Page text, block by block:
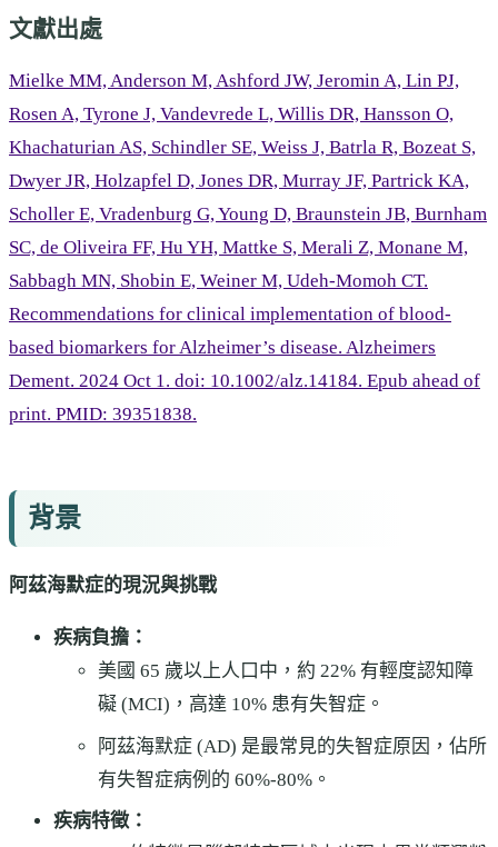
文獻出處
Mielke MM, Anderson M, Ashford JW, Jeromin A, Lin PJ,
Rosen A, Tyrone J, Vandevrede L, Willis DR, Hansson O,
Khachaturian AS, Schindler SE, Weiss J, Batrla R, Bozeat S,
Dwyer JR, Holzapfel D, Jones DR, Murray JF, Partrick KA,
Scholler E, Vradenburg G, Young D, Braunstein JB, Burnham
SC, de Oliveira FF, Hu YH, Mattke S, Merali Z, Monane M,
Sabbagh MN, Shobin E, Weiner M, Udeh-Momoh CT.
Recommendations for clinical implementation of blood-
based biomarkers for Alzheimer’s disease. Alzheimers
Dement. 2024 Oct 1. doi: 10.1002/alz.14184. Epub ahead of
print. PMID: 39351838.
背景
阿茲海默症的現況與挑戰
疾病負擔：
美國 65 歲以上人口中，約 22% 有輕度認知障
礙 (MCI)，高達 10% 患有失智症。
阿茲海默症 (AD) 是最常見的失智症原因，佔所
有失智症病例的 60%-80%。
疾病特徵：